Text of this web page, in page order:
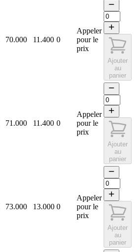
70.000 11.400 0
Appeler
pour le
prix
Ajouter
au
panier
71.000 11.400 0
Appeler
pour le
prix
Ajouter
au
panier
73.000 13.000 0
Appeler
pour le
prix
Ajouter
au
panier